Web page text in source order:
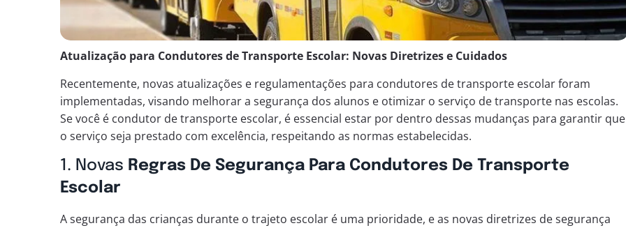
Atualização para Condutores de Transporte Escolar: Novas Diretrizes e Cuidados
Recentemente, novas atualizações e regulamentações para condutores de transporte escolar foram
implementadas, visando melhorar a segurança dos alunos e otimizar o serviço de transporte nas escolas.
Se você é condutor de transporte escolar, é essencial estar por dentro dessas mudanças para garantir que
o serviço seja prestado com excelência, respeitando as normas estabelecidas.
1. Novas Regras De Segurança Para Condutores De Transporte
Escolar
A segurança das crianças durante o trajeto escolar é uma prioridade, e as novas diretrizes de segurança